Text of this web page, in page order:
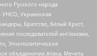
Русского народа
УНСО, Украинская
Братство, Белый Крест,
последователей инглиизма,
Этнополитическое
объединение Атака, Мечеть